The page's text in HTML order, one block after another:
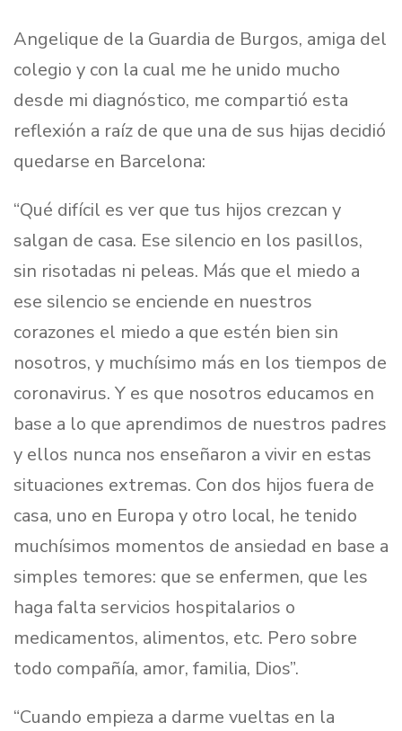
Angelique de la Guardia de Burgos, amiga del
colegio y con la cual me he unido mucho
desde mi diagnóstico, me compartió esta
reflexión a raíz de que una de sus hijas decidió
quedarse en Barcelona:
“Qué difícil es ver que tus hijos crezcan y
salgan de casa. Ese silencio en los pasillos,
sin risotadas ni peleas. Más que el miedo a
ese silencio se enciende en nuestros
corazones el miedo a que estén bien sin
nosotros, y muchísimo más en los tiempos de
coronavirus. Y es que nosotros educamos en
base a lo que aprendimos de nuestros padres
y ellos nunca nos enseñaron a vivir en estas
situaciones extremas. Con dos hijos fuera de
casa, uno en Europa y otro local, he tenido
muchísimos momentos de ansiedad en base a
simples temores: que se enfermen, que les
haga falta servicios hospitalarios o
medicamentos, alimentos, etc. Pero sobre
todo compañía, amor, familia, Dios”.
“Cuando empieza a darme vueltas en la